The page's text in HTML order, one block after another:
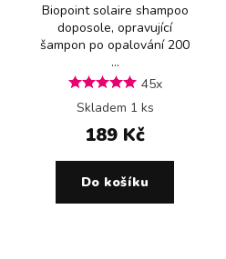
Biopoint solaire shampoo
doposole, opravující
šampon po opalování 200
...
45x
Skladem 1 ks
189 Kč
Do košíku